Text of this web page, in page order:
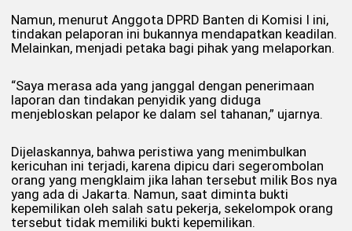
Namun, menurut Anggota DPRD Banten di Komisi I ini,
tindakan pelaporan ini bukannya mendapatkan keadilan.
Melainkan, menjadi petaka bagi pihak yang melaporkan.
“Saya merasa ada yang janggal dengan penerimaan
laporan dan tindakan penyidik yang diduga
menjebloskan pelapor ke dalam sel tahanan,” ujarnya.
Dijelaskannya, bahwa peristiwa yang menimbulkan
kericuhan ini terjadi, karena dipicu dari segerombolan
orang yang mengklaim jika lahan tersebut milik Bos nya
yang ada di Jakarta. Namun, saat diminta bukti
kepemilikan oleh salah satu pekerja, sekelompok orang
tersebut tidak memiliki bukti kepemilikan.